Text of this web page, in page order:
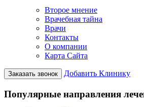
Второе мнение
Врачебная тайна
Врачи
Контакты
О компании
Карта Сайта
Заказать звонок Добавить Клинику
Популярные направления